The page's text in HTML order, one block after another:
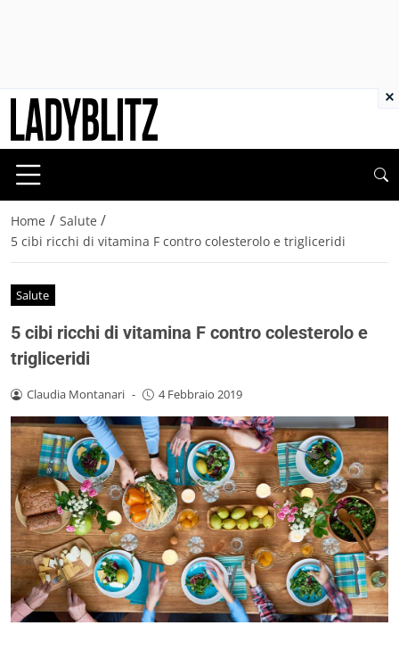
Home / Salute /
5 cibi ricchi di vitamina F contro colesterolo e trigliceridi
Salute
5 cibi ricchi di vitamina F contro colesterolo e
trigliceridi
Claudia Montanari - 4 Febbraio 2019
×